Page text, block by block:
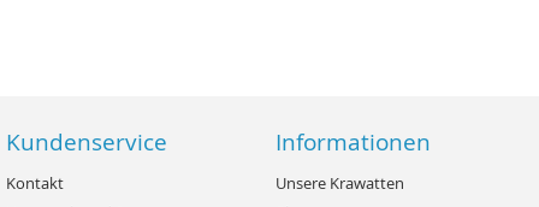
Kundenservice
Kontakt
Informationen
Unsere Krawatten